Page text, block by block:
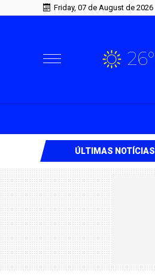
Friday, 07 de August de 2026
26°
ÚLTIMAS NOTÍCIAS